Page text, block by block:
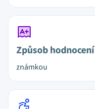
Způsob hodnocení
známkou